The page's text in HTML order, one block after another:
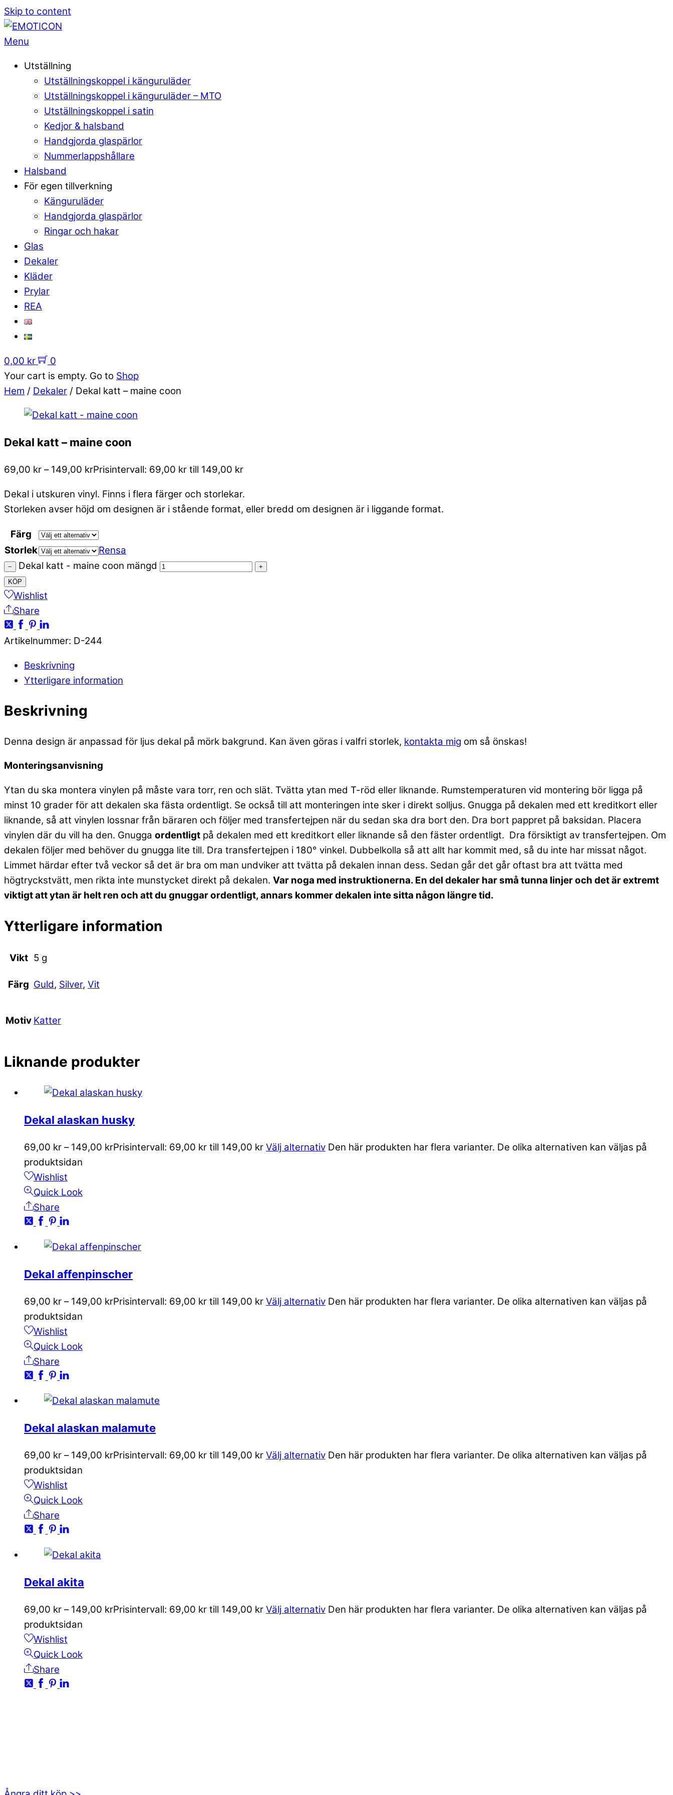
Skip to content
Menu
Utställning
Utställningskoppel i känguruläder
Utställningskoppel i känguruläder – MTO
Utställningskoppel i satin
Kedjor & halsband
Handgjorda glaspärlor
Nummerlappshållare
Halsband
För egen tillverkning
Känguruläder
Handgjorda glaspärlor
Ringar och hakar
Glas
Dekaler
Kläder
Prylar
REA
0,00 kr
0
Your cart is empty. Go to Shop
Hem / Dekaler / Dekal katt – maine coon
Dekal katt – maine coon
69,00 kr – 149,00 krPrisintervall: 69,00 kr till 149,00 kr
Dekal i utskuren vinyl. Finns i flera färger och storlekar.
Storleken avser höjd om designen är i stående format, eller bredd om designen är i liggande format.
Färg
Storlek
Rensa
− Dekal katt - maine coon mängd
+
KÖP
Wishlist
Share
Artikelnummer: D-244
Beskrivning
Ytterligare information
Beskrivning
Denna design är anpassad för ljus dekal på mörk bakgrund. Kan även göras i valfri storlek, kontakta mig om så önskas!
Monteringsanvisning
Ytan du ska montera vinylen på måste vara torr, ren och slät. Tvätta ytan med T-röd eller liknande. Rumstemperaturen vid montering bör ligga på
minst 10 grader för att dekalen ska fästa ordentligt. Se också till att monteringen inte sker i direkt solljus. Gnugga på dekalen med ett kreditkort eller
liknande, så att vinylen lossnar från bäraren och följer med transfertejpen när du sedan ska dra bort den. Dra bort pappret på baksidan. Placera
vinylen där du vill ha den. Gnugga ordentligt på dekalen med ett kreditkort eller liknande så den fäster ordentligt. Dra försiktigt av transfertejpen. Om
dekalen följer med behöver du gnugga lite till. Dra transfertejpen i 180° vinkel. Dubbelkolla så att allt har kommit med, så du inte har missat något.
Limmet härdar efter två veckor så det är bra om man undviker att tvätta på dekalen innan dess. Sedan går det går oftast bra att tvätta med
högtryckstvätt, men rikta inte munstycket direkt på dekalen. Var noga med instruktionerna. En del dekaler har små tunna linjer och det är extremt
viktigt att ytan är helt ren och att du gnuggar ordentligt, annars kommer dekalen inte sitta någon längre tid.
Ytterligare information
Vikt 5 g
Färg Guld, Silver, Vit
Motiv Katter
Liknande produkter
Dekal alaskan husky
69,00 kr – 149,00 krPrisintervall: 69,00 kr till 149,00 kr Välj alternativ Den här produkten har flera varianter. De olika alternativen kan väljas på
produktsidan
Wishlist
Quick Look
Share
Dekal affenpinscher
69,00 kr – 149,00 krPrisintervall: 69,00 kr till 149,00 kr Välj alternativ Den här produkten har flera varianter. De olika alternativen kan väljas på
produktsidan
Wishlist
Quick Look
Share
Dekal alaskan malamute
69,00 kr – 149,00 krPrisintervall: 69,00 kr till 149,00 kr Välj alternativ Den här produkten har flera varianter. De olika alternativen kan väljas på
produktsidan
Wishlist
Quick Look
Share
Dekal akita
69,00 kr – 149,00 krPrisintervall: 69,00 kr till 149,00 kr Välj alternativ Den här produkten har flera varianter. De olika alternativen kan väljas på
produktsidan
Wishlist
Quick Look
Share